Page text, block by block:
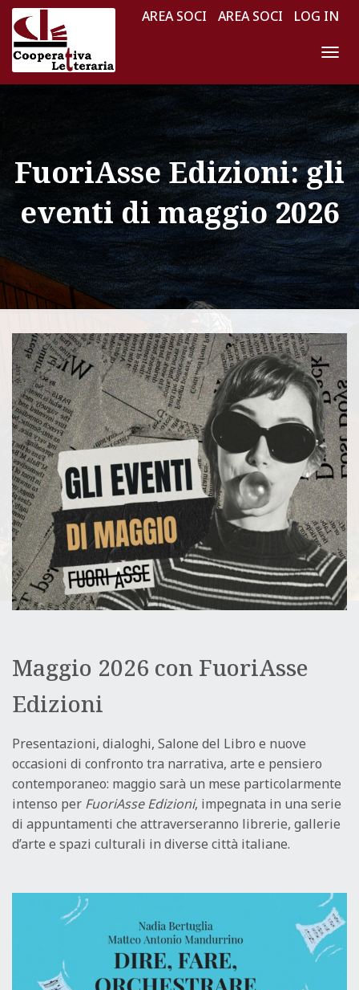
AREA SOCI AREA SOCI LOG IN
A
V
I
G
A
Z
I
O
N
E
T
O
G
L
E
FuoriAsse Edizioni: gli
eventi di maggio 2026
Maggio 2026 con FuoriAsse
Edizioni
Presentazioni, dialoghi, Salone del Libro e nuove
occasioni di confronto tra narrativa, arte e pensiero
contemporaneo: maggio sarà un mese particolarmente
intenso per FuoriAsse Edizioni, impegnata in una serie
di appuntamenti che attraverseranno librerie, gallerie
d’arte e spazi culturali in diverse città italiane.